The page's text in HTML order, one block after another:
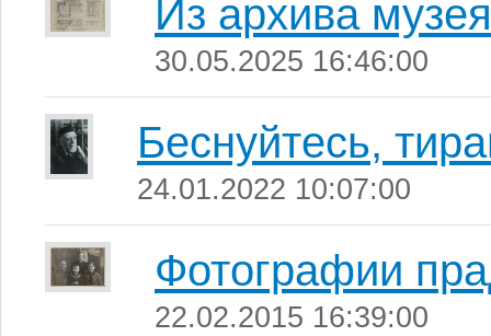
Из архива
30.05.2025 16:46:00
Беснуйтесь,
24.01.2022 10:07:00
Фотографии
22.02.2015 16:39:00